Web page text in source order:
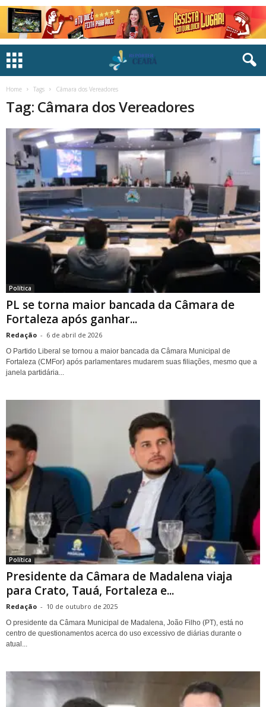
Home Tags Câmara dos Vereadores
Tag: Câmara dos Vereadores
Política
PL se torna maior bancada da Câmara de
Fortaleza após ganhar...
Redação - 6 de abril de 2026
O Partido Liberal se tornou a maior bancada da Câmara Municipal de
Fortaleza (CMFor) após parlamentares mudarem suas filiações, mesmo que a
janela partidária...
Política
Presidente da Câmara de Madalena viaja
para Crato, Tauá, Fortaleza e...
Redação - 10 de outubro de 2025
O presidente da Câmara Municipal de Madalena, João Filho (PT), está no
centro de questionamentos acerca do uso excessivo de diárias durante o
atual...